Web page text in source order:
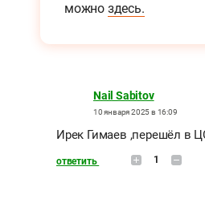
можно здесь.
Nail Sabitov
10 января 2025 в 16:09
Ирек Гимаев ,перешёл в
ответить 1